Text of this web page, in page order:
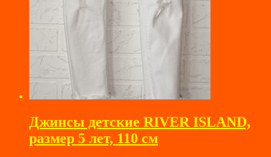
Джинсы детские RIVER ISLAND,
размер 5 лет, 110 см